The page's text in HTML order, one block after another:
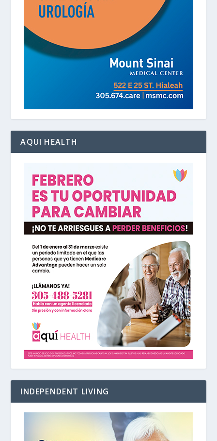
AQUI HEALTH
INDEPENDENT LIVING